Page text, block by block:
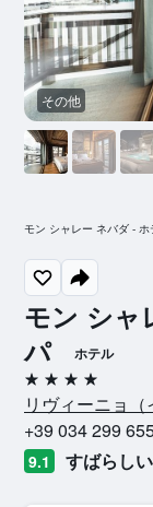
モン シャ
パ
ホテル
4つ星
リヴィーニョ​（
+39 034 299
9.1 すばらしい
その他
モン シャレー ネバダ -